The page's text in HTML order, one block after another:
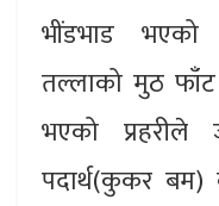
भींडभाड भएको
तल्लाको मुठ
भएको
पदार्थ(कुकर